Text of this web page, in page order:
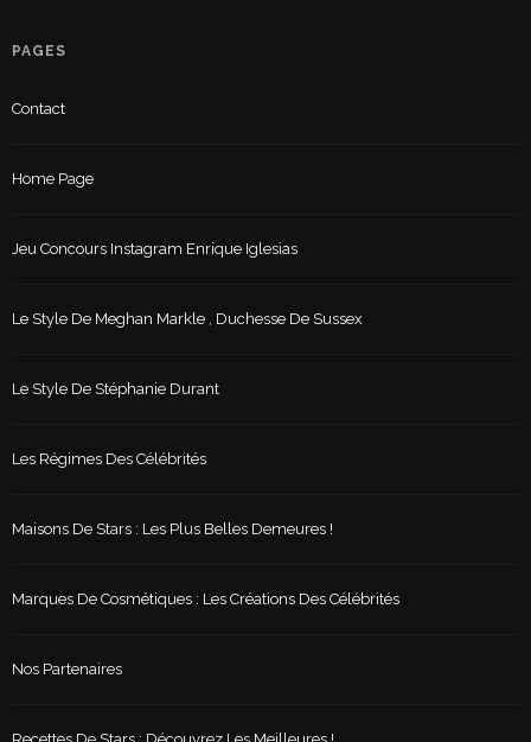
PAGES
Contact
Home Page
Jeu Concours Instagram Enrique Iglesias
Le Style De Meghan Markle , Duchesse De Sussex
Le Style De Stéphanie Durant
Les Régimes Des Célébrités
Maisons De Stars : Les Plus Belles Demeures !
Marques De Cosmétiques : Les Créations Des Célébrités
Nos Partenaires